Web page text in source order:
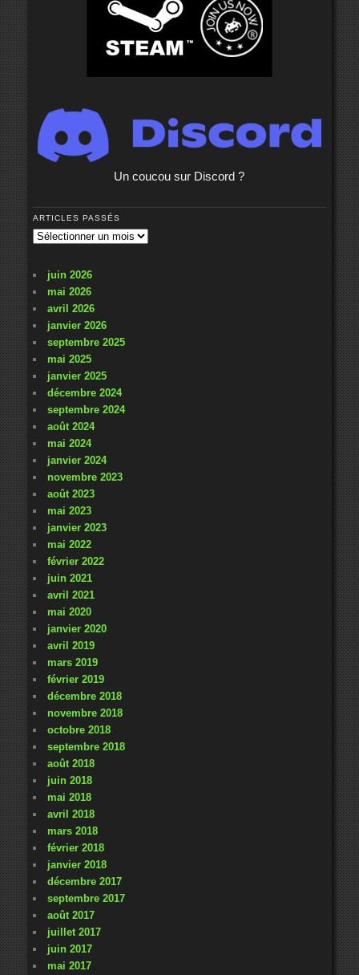
Un coucou sur Discord ?
ARTICLES PASSÉS
Articles
juin 2026
mai 2026
avril 2026
janvier 2026
septembre 2025
mai 2025
janvier 2025
décembre 2024
septembre 2024
août 2024
mai 2024
janvier 2024
novembre 2023
août 2023
mai 2023
janvier 2023
mai 2022
février 2022
juin 2021
avril 2021
mai 2020
janvier 2020
avril 2019
mars 2019
février 2019
décembre 2018
novembre 2018
octobre 2018
septembre 2018
août 2018
juin 2018
mai 2018
avril 2018
mars 2018
février 2018
janvier 2018
décembre 2017
septembre 2017
août 2017
juillet 2017
juin 2017
mai 2017